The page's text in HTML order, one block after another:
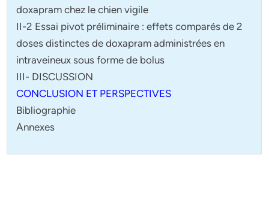
doxapram chez le chien vigile
II-2 Essai pivot préliminaire : effets comparés de 2
doses distinctes de doxapram administrées en
intraveineux sous forme de bolus
III- DISCUSSION
CONCLUSION ET PERSPECTIVES
Bibliographie
Annexes